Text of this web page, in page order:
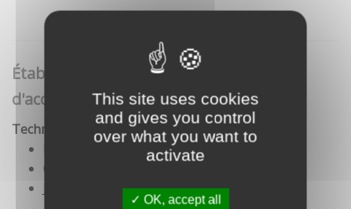
This site uses cookies
and gives you control
over what you want to
activate
OK, accept all
Établissement de cette déclaration
d'accessibilité
Technologies utilisées pour la réalisation du site
CSS